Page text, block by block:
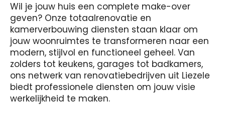
Wil je jouw huis een complete make-over
geven? Onze totaalrenovatie en
kamerverbouwing diensten staan ​​klaar om
jouw woonruimtes te transformeren naar een
modern, stijlvol en functioneel geheel. Van
zolders tot keukens, garages tot badkamers,
ons netwerk van renovatiebedrijven uit Liezele
biedt professionele diensten om jouw visie
werkelijkheid te maken.